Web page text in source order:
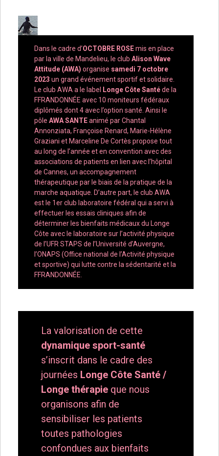
Dans le cadre d’OCTOBRE ROSEmis en place
par la ville de Mandelieu, le club Alison Wave
Attitude (AWA) organise samedi 7 octobre
2023 un grand événement sportif et solidaire.
Le club AWA a le label
Longe Côte Santéde la
FFRANDONNÉE avec 10 moniteurs fédéraux
diplômés dont 4 avec l’option santé. Ainsi le
pôle AWA SANTEanimé par Chantal
Annonziata, Françoise Renard, Marie-Hélène
Graziani et Marceline De Cortès propose tout
au long de l’année et en convention avec des
associations de patients en lien avec l’hôpital
de Cannes, un accompagnement
thérapeutique par le biais de la pratique de la
marche aquatique. D’autre part, le club AWA
est le 1er club laboratoire fédéral qui a servi à
effectuer les essais cliniques afin de
déterminer les bienfaits médicaux du Longe
Côte avec le laboratoire sur l’activité physique
de l’UFR STAPS de l’Université d’Auvergne,
l’ONAPS (Office national de l’Activité physique
et sportive) qui lutte contre la sédentarité et la
FFRANDONNÉE.
La valorisation de cette
dynamique sport-santé
s’inscrit dans le cadre des
journées Longe Côte Santé /
Longe thérapie que nous
organisons afin de
sensibiliser les patients
toutes pathologies
confondues aux bienfaits